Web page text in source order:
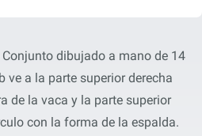
Conjunto dibujado a mano de 14
ve a la parte superior derecha
de la vaca y la parte superior
con la forma de la espalda.